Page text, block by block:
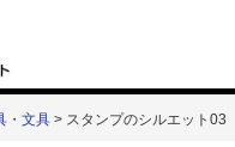
・文具 > スタンプのシルエット03